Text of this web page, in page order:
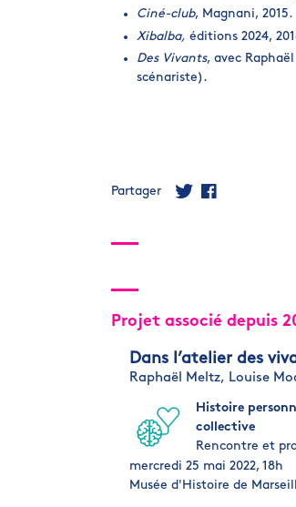
Ciné-club, Magnani, 2015.
Xibalba, éditions 2024,
Des Vivants, avec
scénariste).
Partager
Projet associé depuis
Dans l’atelier des
Raphaël Meltz, Louise
Histoire
collective
Rencontre et
mercredi 25 mai 2022, 18h
Musée d'Histoire de